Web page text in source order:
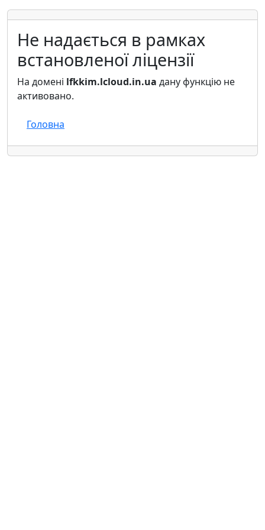
Не надається в рамках
встановленої ліцензії
На домені lfkkim.lcloud.in.ua дану функцію не
активовано.
Головна